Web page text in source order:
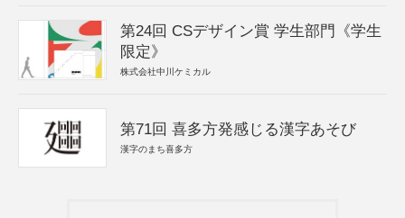
第24回 CSデザイン賞 学生部門《学生
限定》
株式会社中川ケミカル
第71回 喜多方発感じる漢字あそび
漢字のまち喜多方